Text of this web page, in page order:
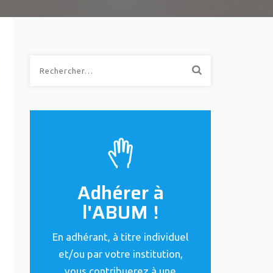
Adhérer à
l'ABUM !
En adhérant, à titre individuel
et/ou par votre institution,